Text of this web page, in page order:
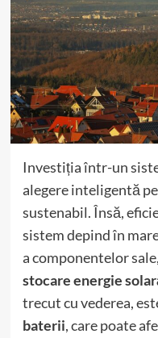
Investiția într-un
alegere inteligentă
sustenabil. Însă,
sistem depind în
a componentelor
stocare energie
trecut cu vederea,
baterii, care poate